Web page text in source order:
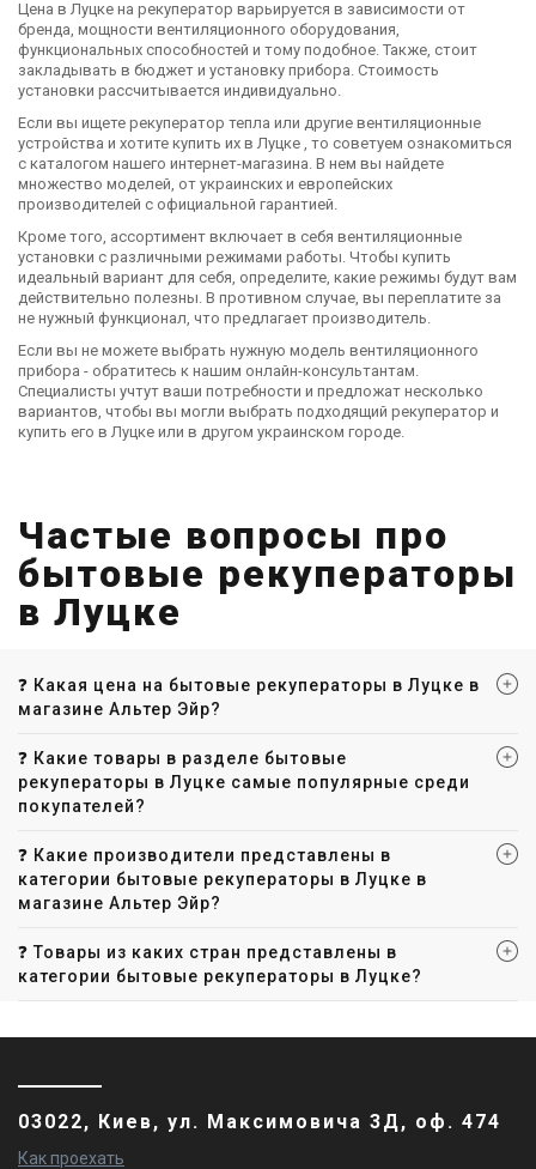
Цена в Луцке на рекуператор варьируется в зависимости от
бренда, мощности вентиляционного оборудования,
функциональных способностей и тому подобное. Также, стоит
закладывать в бюджет и установку прибора. Стоимость
установки рассчитывается индивидуально.
Если вы ищете рекуператор тепла или другие вентиляционные
устройства и хотите купить их в Луцке , то советуем ознакомиться
с каталогом нашего интернет-магазина. В нем вы найдете
множество моделей, от украинских и европейских
производителей с официальной гарантией.
Кроме того, ассортимент включает в себя вентиляционные
установки с различными режимами работы. Чтобы купить
идеальный вариант для себя, определите, какие режимы будут вам
действительно полезны. В противном случае, вы переплатите за
не нужный функционал, что предлагает производитель.
Если вы не можете выбрать нужную модель вентиляционного
прибора - обратитесь к нашим онлайн-консультантам.
Специалисты учтут ваши потребности и предложат несколько
вариантов, чтобы вы могли выбрать подходящий рекуператор и
купить его в Луцке или в другом украинском городе.
Частые вопросы про
бытовые рекуператоры
в Луцке
❓ Какая цена на бытовые рекуператоры в Луцке в
магазине Альтер Эйр?
❓ Какие товары в разделе бытовые
рекуператоры в Луцке самые популярные среди
покупателей?
❓ Какие производители представлены в
категории бытовые рекуператоры в Луцке в
магазине Альтер Эйр?
❓ Товары из каких стран представлены в
категории бытовые рекуператоры в Луцке?
03022, Киев, ул. Максимовича 3Д, оф. 474
Как проехать